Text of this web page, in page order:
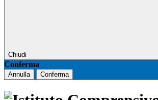
Chiudi
Conferma
Annulla Conferma